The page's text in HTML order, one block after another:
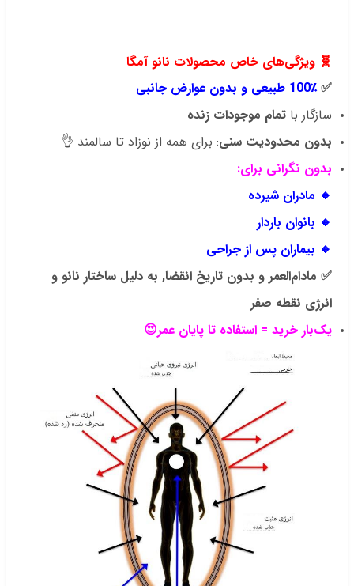
🧬 ویژگی‌های خاص محصولات نانو آمگا
✅ 100٪ طبیعی و بدون عوارض جانبی
سازگار با تمام موجودات زنده
بدون محدودیت سنی: برای همه از نوزاد تا سالمند 👌
بدون نگرانی برای:
🔸 مادران شیرده
🔸 بانوان باردار
🔸 بیماران پس از جراحی
✅ مادام‌العمر و بدون تاریخ انقضا, به دلیل ساختار نانو و
انرژی نقطه صفر
یک‌بار خرید = استفاده تا پایان عمر😍